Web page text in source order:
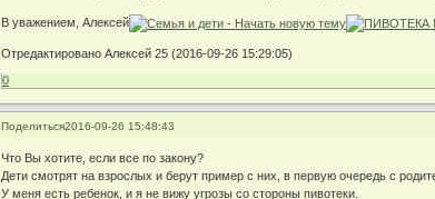
В уважением, Алексей
Отредактировано Алексей 25 (2016-09-26 15:29:05)
0
Поделиться2016-09-26 15:48:43
Что Вы хотите, если все по закону?
Дети смотрят на взрослых и берут пример с них, в первую очередь с
У меня есть ребенок, и я не вижу угрозы со стороны пивотеки.